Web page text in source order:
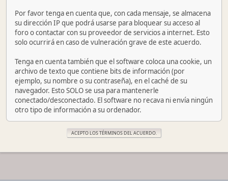
Por favor tenga en cuenta que, con cada mensaje, se almacena
su dirección IP que podrá usarse para bloquear su acceso al
foro o contactar con su proveedor de servicios a internet. Esto
solo ocurrirá en caso de vulneración grave de este acuerdo.
Tenga en cuenta también que el software coloca una cookie, un
archivo de texto que contiene bits de información (por
ejemplo, su nombre o su contraseña), en el caché de su
navegador. Esto SOLO se usa para mantenerle
conectado/desconectado. El software no recava ni envía ningún
otro tipo de información a su ordenador.